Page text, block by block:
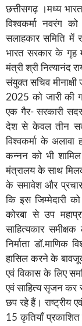
छत्तीसगढ़ ।मध्य
विश्वकर्मा नवरंग
सलाहकार समिति में
भारत सरकार के गृह
मंत्री श्री नित्यानंद
संयुक्त सचिव
2025 को जारी की
एक गैर- सरकारी
देश से केवल तीन
विश्वकर्मा के
कन्नन को भी शामिल
मंत्रालय के साथ
के समावेश और प्रचार-
कि इस जिम्मेदारी को
कोरबा से उप
साहित्यकार
निर्माता डॉ.माणिक
हासिल करने के बावजूद
एवं विकास के लिए
एवं साहित्य सृजन कर
छप रहे हैं। राष्ट्रीय
15 कृतियाँ प्रकाशित